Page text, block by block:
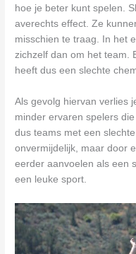
hoe je beter kunt spelen.
averechts effect. Ze
misschien te traag. In het
zichzelf dan om het team.
heeft dus een slechte
Als gevolg hiervan verlies
minder ervaren spelers
dus teams met een
onvermijdelijk, maar door
eerder aanvoelen als een
een leuke sport.